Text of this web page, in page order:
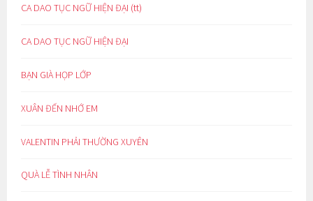
CA DAO TỤC NGỮ HIỆN ĐẠI (tt)
CA DAO TỤC NGỮ HIỆN ĐẠI
BẠN GIÀ HỌP LỚP
XUÂN ĐẾN NHỚ EM
VALENTIN PHẢI THƯỜNG XUYÊN
QUÀ LỄ TÌNH NHÂN